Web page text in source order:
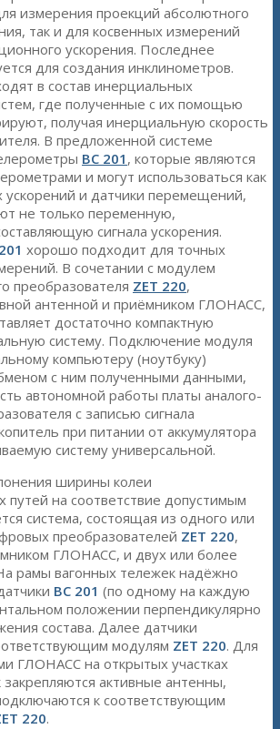
измерения проекций абсолютного
так и для косвенных измерений
ускорения. Последнее
для создания инклинометров.
в состав инерциальных
где полученные с их помощью
получая инерциальную скорость
В предложенной системе
ВС 201 , которые являются
и могут использоваться как
ускорений и датчики перемещений,
не только переменную,
сигнала ускорения.
хорошо подходит для точных
В сочетании с модулем
преобразователя ZET 220,
антенной и приёмником ГЛОНАСС,
достаточно компактную
систему. Подключение модуля
компьютеру (ноутбуку)
с ним полученными данными,
автономной работы платы аналого-
с записью сигнала
при питании от аккумулятора
систему универсальной.
ширины колеи
на соответствие допустимым
система, состоящая из одного или
преобразователей ZET 220,
ГЛОНАСС, и двух или более
рамы вагонных тележек надёжно
ВС 201 (по одному на каждую
положении перпендикулярно
состава. Далее датчики
модулям ZET 220. Для
ГЛОНАСС на открытых участках
активные антенны,
к соответствующим
220.